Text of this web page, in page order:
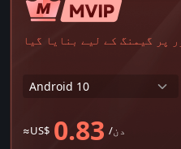
≈US$ 0.83 /دن